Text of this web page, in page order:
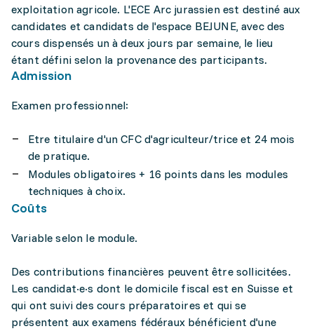
exploitation agricole. L'ECE Arc jurassien est destiné aux
candidates et candidats de l'espace BEJUNE, avec des
cours dispensés un à deux jours par semaine, le lieu
étant défini selon la provenance des participants.
Admission
Examen professionnel:
Etre titulaire d'un CFC d'agriculteur/trice et 24 mois
de pratique.
Modules obligatoires + 16 points dans les modules
techniques à choix.
Coûts
Variable selon le module.
Des contributions financières peuvent être sollicitées.
Les candidat·e·s dont le domicile fiscal est en Suisse et
qui ont suivi des cours préparatoires et qui se
présentent aux examens fédéraux bénéficient d'une